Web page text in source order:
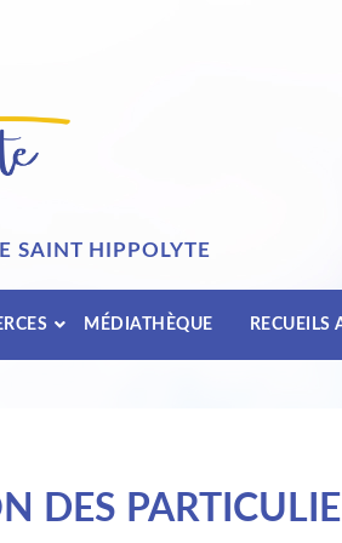
SAINT HIPPOLYTE
MÉDIATHÈQUE RECUEILS
DES